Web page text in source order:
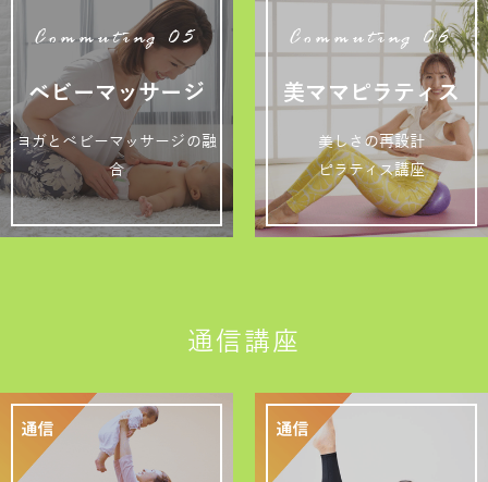
Commuting 05
ベビーマッサージ
ヨガとベビーマッサージの融
合
Commuting 06
美ママピラティス
美しさの再設計
ピラティス講座
通信講座